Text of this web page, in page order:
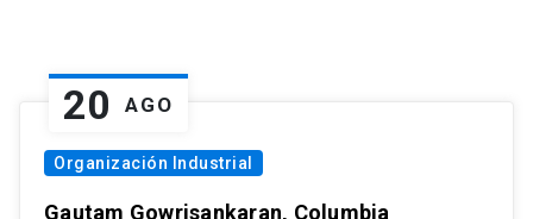
20 AGO
Organización Industrial
Gautam Gowrisankaran, Columbia